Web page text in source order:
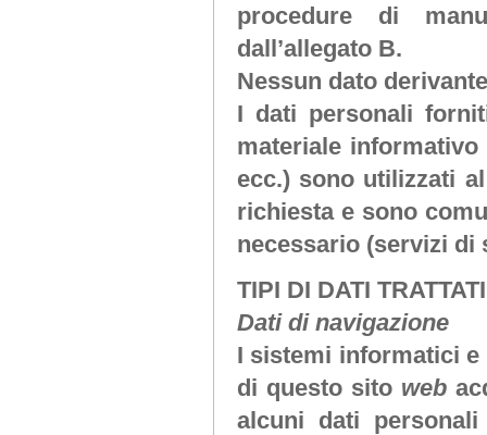
procedure di
dall’allegato B.
Nessun dato
I dati personali
materiale informativo
ecc.) sono utilizzati
richiesta e sono
necessario (servizi di
TIPI DI DATI TRATTATI
Dati di navigazione
I sistemi informatici
di questo sito web
alcuni dati